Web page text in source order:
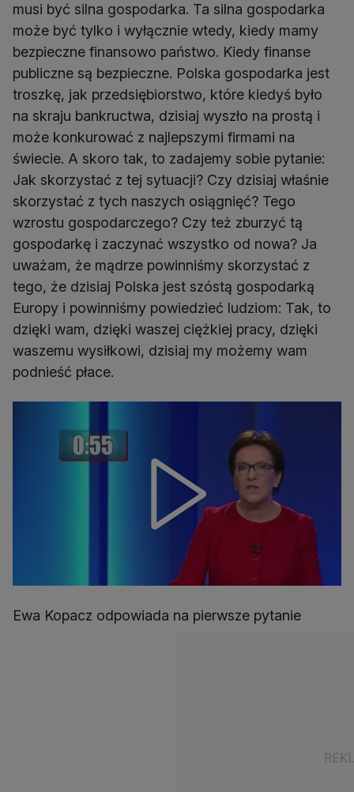
musi być silna gospodarka. Ta silna gospodarka
może być tylko i wyłącznie wtedy, kiedy mamy
bezpieczne finansowo państwo. Kiedy finanse
publiczne są bezpieczne. Polska gospodarka jest
troszkę, jak przedsiębiorstwo, które kiedyś było
na skraju bankructwa, dzisiaj wyszło na prostą i
może konkurować z najlepszymi firmami na
świecie. A skoro tak, to zadajemy sobie pytanie:
Jak skorzystać z tej sytuacji? Czy dzisiaj właśnie
skorzystać z tych naszych osiągnięć? Tego
wzrostu gospodarczego? Czy też zburzyć tą
gospodarkę i zaczynać wszystko od nowa? Ja
uważam, że mądrze powinniśmy skorzystać z
tego, że dzisiaj Polska jest szóstą gospodarką
Europy i powinniśmy powiedzieć ludziom: Tak, to
dzięki wam, dzięki waszej ciężkiej pracy, dzięki
waszemu wysiłkowi, dzisiaj my możemy wam
podnieść płace.
Ewa Kopacz odpowiada na pierwsze pytanie